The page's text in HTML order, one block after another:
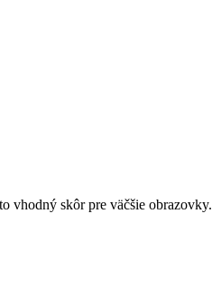
vhodný skôr pre väčšie obrazovky.